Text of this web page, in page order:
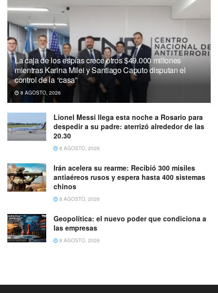
La caja de los espías crece otros $49.000 millones
mientras Karina Milei y Santiago Caputo disputan el
control de la “casa”
8 AGOSTO, 2026
Lionel Messi llega esta noche a Rosario para
despedir a su padre: aterrizó alrededor de las
20.30
8 AGOSTO, 2026
Irán acelera su rearme: Recibió 300 misiles
antiaéreos rusos y espera hasta 400 sistemas
chinos
8 AGOSTO, 2026
Geopolítica: el nuevo poder que condiciona a
las empresas
8 AGOSTO, 2026